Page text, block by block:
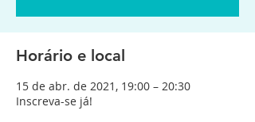
Horário e local
15 de abr. de 2021, 19:00 – 20:30
Inscreva-se já!